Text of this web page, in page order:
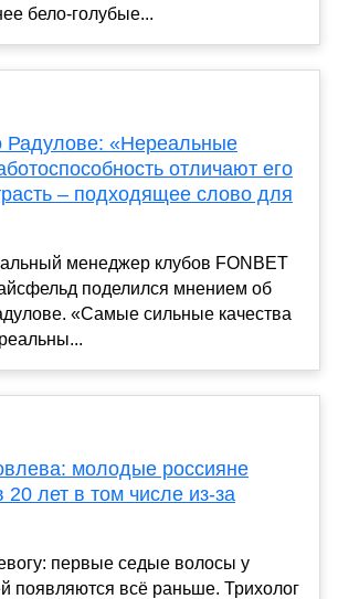
бело-голубые...
Радулове: «Нереальные
отличают его
– подходящее слово для
менеджер клубов FONBET
поделился мнением об
«Самые сильные качества
молодые россияне
лет в том числе из-за
первые седые волосы у
появляются всё раньше. Трихолог